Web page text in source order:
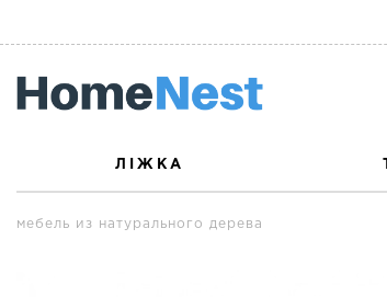
ЛІЖКА
мебель из натурального дерева